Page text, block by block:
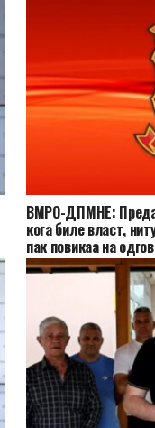
ВМРО-ДПМНЕ:
кога биле власт,
пак повикаа на
вода за пиење